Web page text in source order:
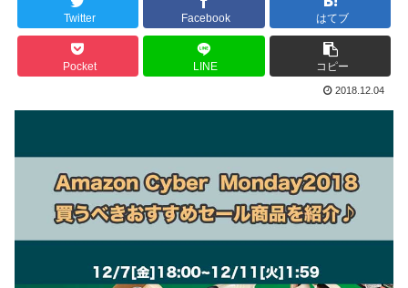
Twitter Facebook はてブ
Pocket LINE コピー
2018.12.04